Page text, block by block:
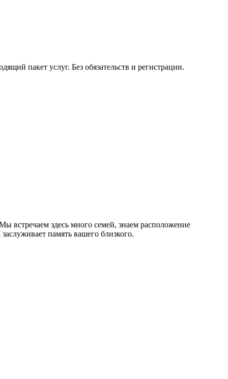
пакет услуг. Без обязательств и регистрации.
встречаем здесь много семей, знаем расположение
память вашего близкого.